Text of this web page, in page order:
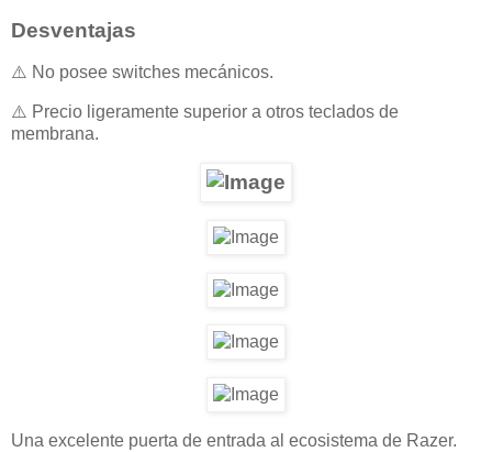
Desventajas
⚠️ No posee switches mecánicos.
⚠️ Precio ligeramente superior a otros teclados de
membrana.
Una excelente puerta de entrada al ecosistema de Razer.